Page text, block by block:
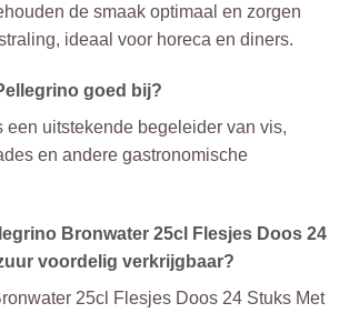
de smaak optimaal en zorgen
ideaal voor horeca en diners.
goed bij?
een uitstekende begeleider van vis,
en andere gastronomische
Bronwater 25cl Flesjes Doos 24
voordelig verkrijgbaar?
25cl Flesjes Doos 24 Stuks Met